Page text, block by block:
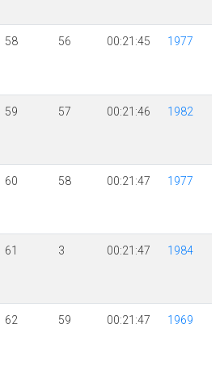
58 56 00:21:45 1977
59 57 00:21:46 1982
60 58 00:21:47 1977
61 3 00:21:47 1984
62 59 00:21:47 1969